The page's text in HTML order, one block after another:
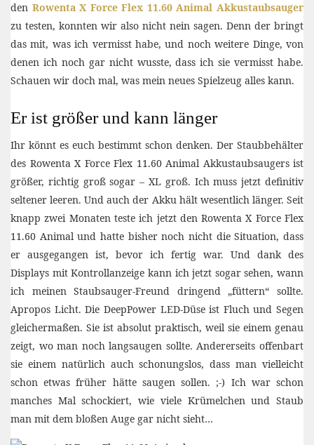
den Rowenta X Force Flex 11.60 Animal Akkustaubsauger
zu testen, konnten wir also nicht nein sagen. Denn der bringt
das mit, was ich vermisst habe, und noch weitere Dinge, von
denen ich noch gar nicht wusste, dass ich sie vermisst habe.
Schauen wir doch mal, was mein neues Spielzeug alles kann.
Er ist größer und kann länger
Ihr könnt es euch bestimmt schon denken. Der Staubbehälter
des Rowenta X Force Flex 11.60 Animal Akkustaubsaugers ist
größer, richtig groß sogar – XL groß. Ich muss jetzt definitiv
seltener leeren. Und auch der Akku hält wesentlich länger. Seit
knapp zwei Monaten teste ich jetzt den Rowenta X Force Flex
11.60 Animal und hatte bisher noch nicht die Situation, dass
er ausgegangen ist, bevor ich fertig war. Und dank des
Displays mit Kontrollanzeige kann ich jetzt sogar sehen, wann
ich meinen Staubsauger-Freund dringend „füttern“ sollte.
Apropos Licht. Die DeepPower LED-Düse ist Fluch und Segen
gleichermaßen. Sie ist absolut praktisch, weil sie einem genau
zeigt, wo man noch langsaugen sollte. Andererseits offenbart
sie einem natürlich auch schonungslos, dass man vielleicht
schon etwas früher hätte saugen sollen. ;-) Ich war schon
manches Mal schockiert, wie viele Krümelchen und Staub
man mit dem bloßen Auge gar nicht sieht…